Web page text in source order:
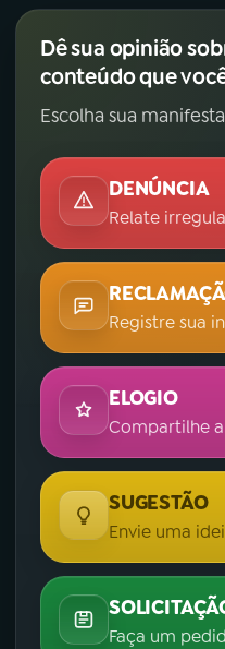
Dê sua opinião
conteúdo que
Escolha sua
DENÚNCIA
Relate
Registre sua
ELOGIO
Compartilhe
SUGESTÃO
Envie uma
Faça um